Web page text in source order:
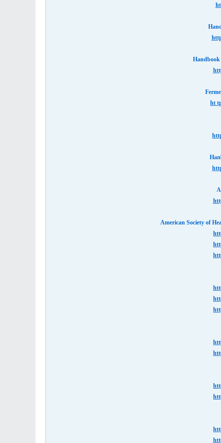
Handbook
ht
American Society of